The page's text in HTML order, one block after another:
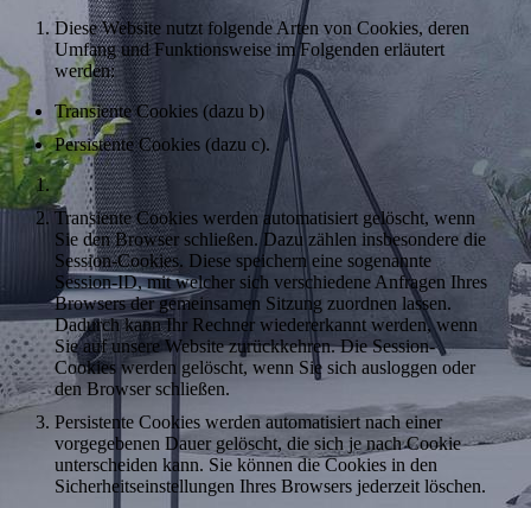
Diese Website nutzt folgende Arten von Cookies, deren
Umfang und Funktionsweise im Folgenden erläutert
werden:
Transiente Cookies (dazu b)
Persistente Cookies (dazu c).
Transiente Cookies werden automatisiert gelöscht, wenn
Sie den Browser schließen. Dazu zählen insbesondere die
Session-Cookies. Diese speichern eine sogenannte
Session-ID, mit welcher sich verschiedene Anfragen Ihres
Browsers der gemeinsamen Sitzung zuordnen lassen.
Dadurch kann Ihr Rechner wiedererkannt werden, wenn
Sie auf unsere Website zurückkehren. Die Session-
Cookies werden gelöscht, wenn Sie sich ausloggen oder
den Browser schließen.
Persistente Cookies werden automatisiert nach einer
vorgegebenen Dauer gelöscht, die sich je nach Cookie
unterscheiden kann. Sie können die Cookies in den
Sicherheitseinstellungen Ihres Browsers jederzeit löschen.